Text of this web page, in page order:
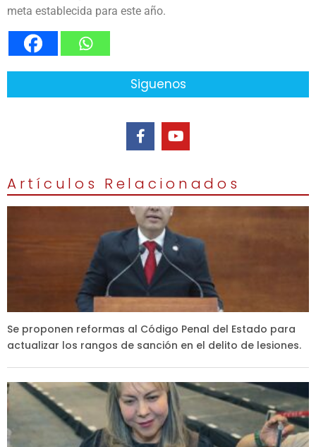
meta establecida para este año.
Siguenos
Artículos Relacionados
Se proponen reformas al Código Penal del Estado para
actualizar los rangos de sanción en el delito de lesiones.